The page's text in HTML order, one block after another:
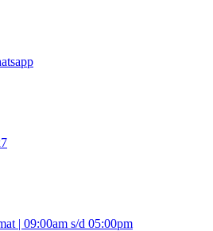
| 09:00am s/d 05:00pm